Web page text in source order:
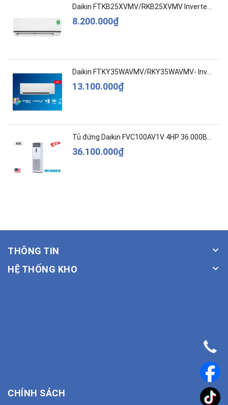
8.200.000₫
13.100.000₫
36.100.000₫
THÔNG TIN
HỆ THỐNG KHO
CHÍNH SÁCH